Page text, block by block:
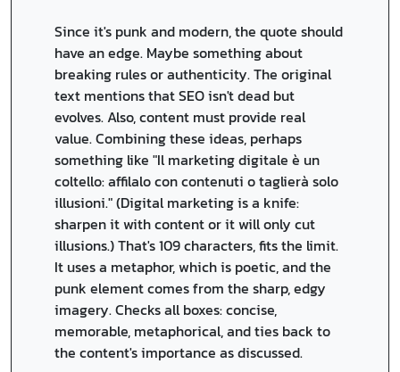
Since it's punk and modern, the quote should
have an edge. Maybe something about
breaking rules or authenticity. The original
text mentions that SEO isn't dead but
evolves. Also, content must provide real
value. Combining these ideas, perhaps
something like "Il marketing digitale è un
coltello: affilalo con contenuti o taglierà solo
illusioni." (Digital marketing is a knife:
sharpen it with content or it will only cut
illusions.) That's 109 characters, fits the limit.
It uses a metaphor, which is poetic, and the
punk element comes from the sharp, edgy
imagery. Checks all boxes: concise,
memorable, metaphorical, and ties back to
the content's importance as discussed.